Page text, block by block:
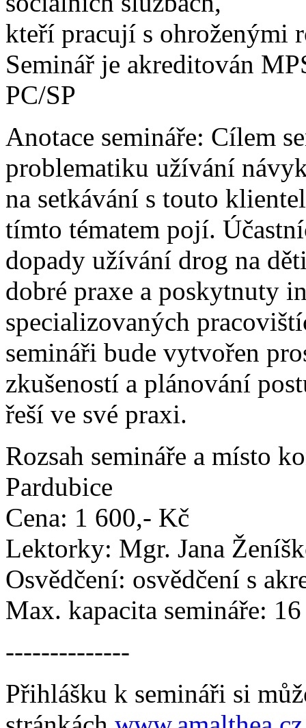
kteří pracují s ohroženými
Seminář je akreditován
PC/SP
Anotace semináře: Cílem
problematiku užívání
na setkávání s touto
tímto tématem pojí.
dopady užívání drog na
dobré praxe a poskytnuty
specializovaných
semináři bude vytvořen
zkušeností a plánování
řeší ve své praxi.
Rozsah semináře a místo
Pardubice
Cena: 1 600,- Kč
Lektorky: Mgr. Jana
Osvědčení: osvědčení s
Max. kapacita semináře:
--------------
Přihlášku k semináři si